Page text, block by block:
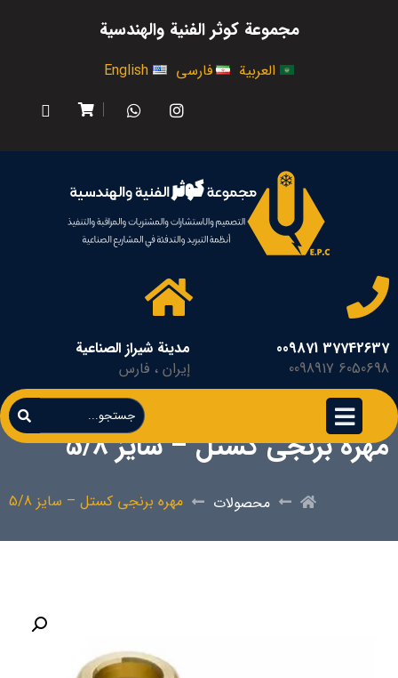
مجموعة كوثر الفنية والهندسية
العربية فارسی English
37742637 009871
6050698 0098917
مدينة شيراز الصناعية
إيران ، فارس
مهره برنجی کستل – سایز 5/8
محصولات مهره برنجی کستل – سایز 5/8